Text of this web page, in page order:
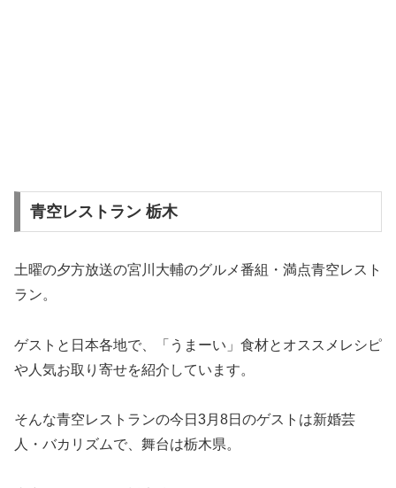
青空レストラン 栃木
土曜の夕方放送の宮川大輔のグルメ番組・満点青空レスト
ラン。
ゲストと日本各地で、「うまーい」食材とオススメレシピ
や人気お取り寄せを紹介しています。
そんな青空レストランの今日3月8日のゲストは新婚芸
人・バカリズムで、舞台は栃木県。